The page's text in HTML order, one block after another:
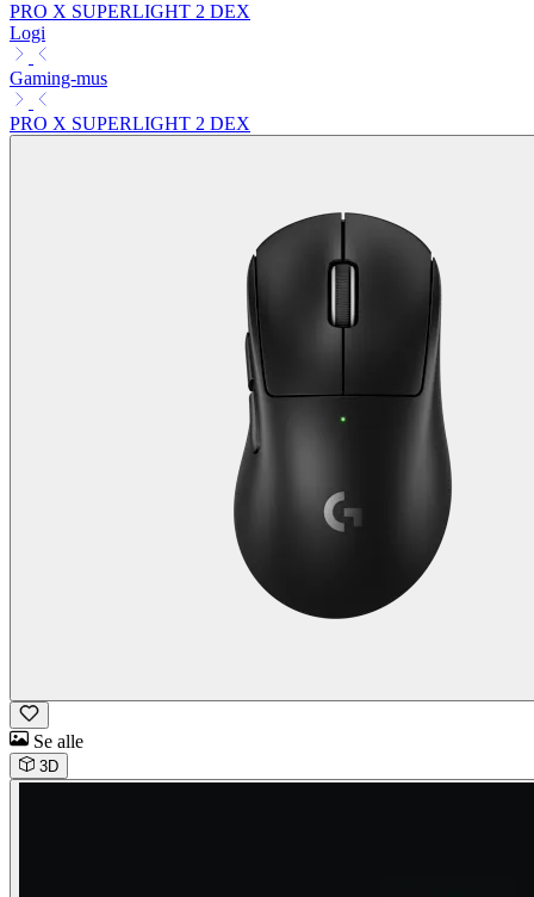
PRO X SUPERLIGHT 2 DEX
Logi
Gaming-mus
PRO X SUPERLIGHT 2 DEX
Se alle
3D